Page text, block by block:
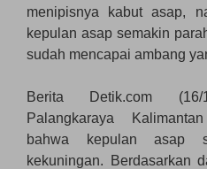
menipisnya kabut asap,
kepulan asap semakin
sudah mencapai ambang
Berita Detik.com
Palangkaraya
bahwa kepulan asap
kekuningan. Berdasarkan